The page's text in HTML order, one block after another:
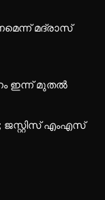
മദ്രാസ്
ഇന്ന് മുതല്‍
എംഎസ്